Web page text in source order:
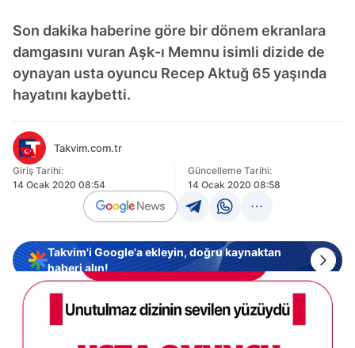
Son dakika haberine göre bir dönem ekranlara
damgasını vuran Aşk-ı Memnu isimli dizide de
oynayan usta oyuncu Recep Aktuğ 65 yaşında
hayatını kaybetti.
Takvim.com.tr
Giriş Tarihi:
14 Ocak 2020 08:54
Güncelleme Tarihi:
14 Ocak 2020 08:58
Takvim'i Google'a ekleyin, doğru kaynaktan
haberi alın!